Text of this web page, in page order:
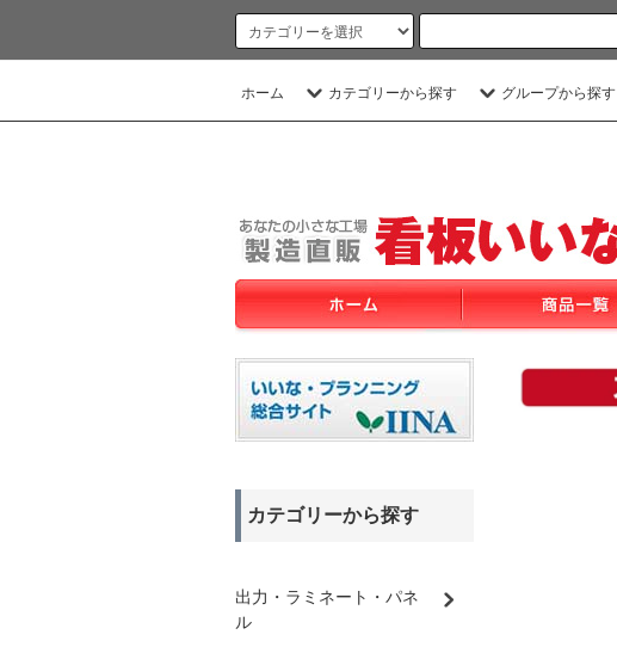
ホーム カテゴリーから探す グループから探す
カテゴリーから探す
出力・ラミネート・パネ
ル